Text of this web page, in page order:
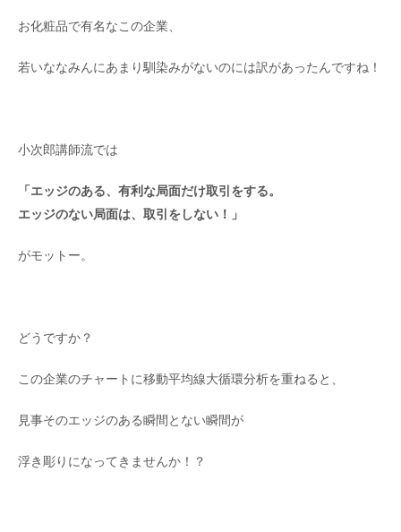
お化粧品で有名なこの企業、
若いななみんにあまり馴染みがないのには訳があったんですね！
小次郎講師流では
「エッジのある、有利な局面だけ取引をする。
エッジのない局面は、取引をしない！」
がモットー。
どうですか？
この企業のチャートに移動平均線大循環分析を重ねると、
見事そのエッジのある瞬間とない瞬間が
浮き彫りになってきませんか！？